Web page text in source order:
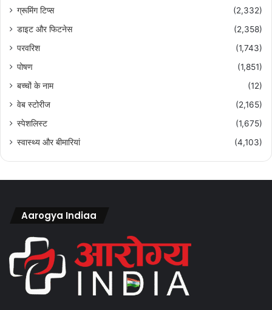
ग्रूमिंग टिप्स
(2,332)
डाइट और फिटनेस
(2,358)
परवरिश
(1,743)
पोषण
(1,851)
बच्चों के नाम
(12)
वेब स्टोरीज
(2,165)
स्पेशलिस्ट
(1,675)
स्वास्थ्य और बीमारियां
(4,103)
Aarogya Indiaa